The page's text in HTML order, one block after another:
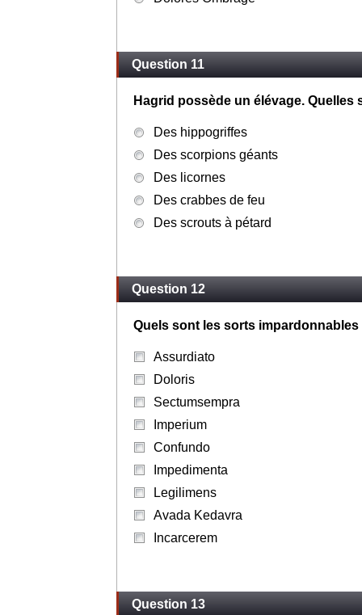
Question 11
Hagrid possède un élévage.
Des hippogriffes
Des scorpions géants
Des licornes
Des crabbes de feu
Des scrouts à pétard
Question 12
Quels sont les sorts impardonnables
Assurdiato
Doloris
Sectumsempra
Imperium
Confundo
Impedimenta
Legilimens
Avada Kedavra
Incarcerem
Question 13